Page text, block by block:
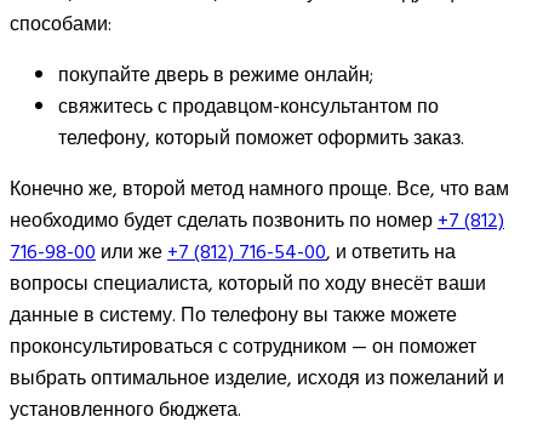
способами:
покупайте дверь в режиме онлайн;
свяжитесь с продавцом-консультантом по
телефону, который поможет оформить заказ.
Конечно же, второй метод намного проще. Все, что вам
необходимо будет сделать позвонить по номер+7 (812)
716-98-00или же+7 (812) 716-54-00, и ответить на
вопросы специалиста, который по ходу внесёт ваши
данные в систему. По телефону вы также можете
проконсультироваться с сотрудником — он поможет
выбрать оптимальное изделие, исходя из пожеланий и
установленного бюджета.